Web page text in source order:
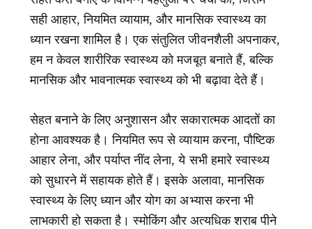
सही आहार, नियमित व्यायाम, और मानसिक स्वास्थ्य का
ध्यान रखना शामिल है। एक संतुलित जीवनशैली अपनाकर,
हम न केवल शारीरिक स्वास्थ्य को मजबूत बनाते हैं, बल्कि
मानसिक और भावनात्मक स्वास्थ्य को भी बढ़ावा देते हैं।
सेहत बनाने के लिए अनुशासन और सकारात्मक आदतों का
होना आवश्यक है। नियमित रूप से व्यायाम करना, पौष्टिक
आहार लेना, और पर्याप्‍त नींद लेना, ये सभी हमारे स्वास्थ्य
को सुधारने में सहायक होते हैं। इसके अलावा, मानसिक
स्वास्थ्य के लिए ध्यान और योग का अभ्यास करना भी
लाभकारी हो सकता है। स्मोकिंग और अत्यधिक शराब पीने